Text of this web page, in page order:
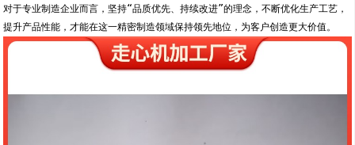
对于专业制造企业而言，坚持“品质优先、持续改进”的理念，不断优化生产工艺，
提升产品性能，才能在这一精密制造领域保持领先地位，为客户创造更大价值。